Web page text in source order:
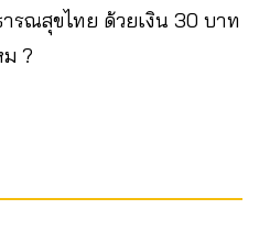
รณสุขไทย ด้วยเงิน 30 บาท
?